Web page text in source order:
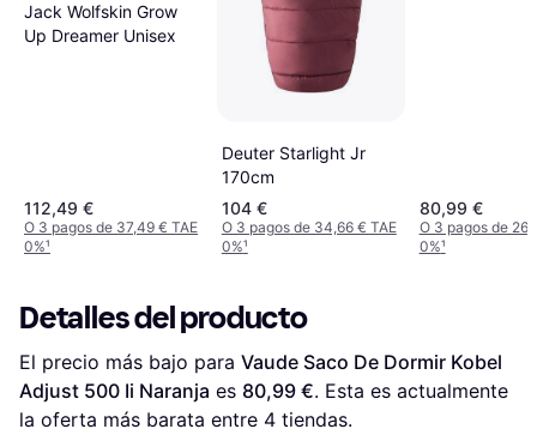
Jack Wolfskin Grow
Up Dreamer Unisex
112,49 €
O 3 pagos de 37,49 € TAE
0%¹
Deuter Starlight Jr
170cm
104 €
O 3 pagos de 34,66 € TAE
0%¹
80,99 €
O 3 pagos de
0%¹
Detalles del producto
El precio más bajo para Vaude Saco De Dormir Kobel
Adjust 500 Ii Naranja es 80,99 €. Esta es actualmente
la oferta más barata entre 4 tiendas.